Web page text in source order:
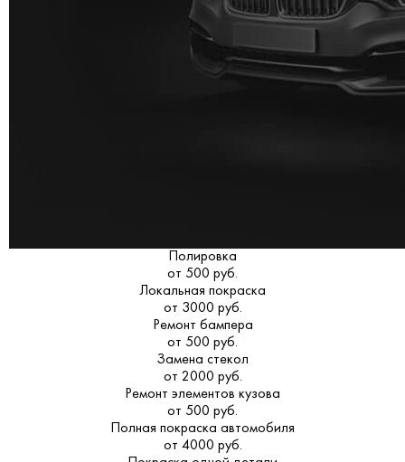
Полировка
от 500 руб.
Локальная покраска
от 3000 руб.
Ремонт бампера
от 500 руб.
Замена стекол
от 2000 руб.
Ремонт элементов кузова
от 500 руб.
Полная покраска автомобиля
от 4000 руб.